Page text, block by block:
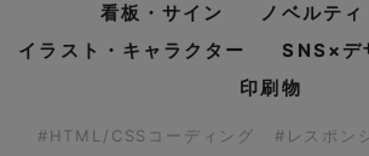
看板・サイン
ノベルティ
イラスト・キャラクター
SNS×デ
印刷物
#HTML/CSSコーディング
#レスポン